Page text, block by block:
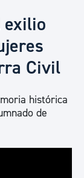
exilio
Civil
histórica
de